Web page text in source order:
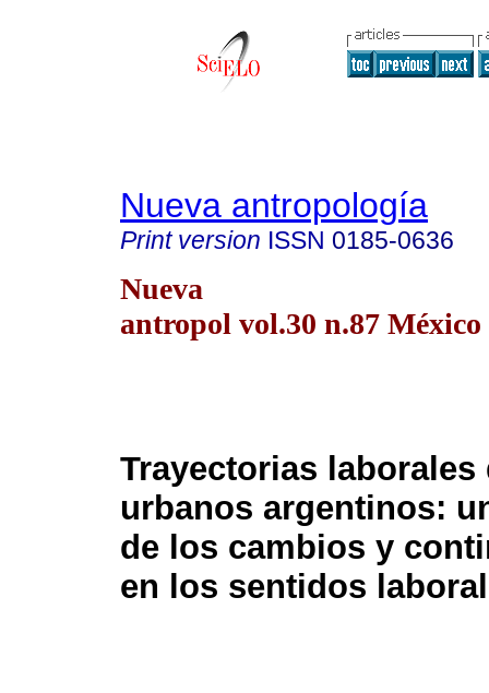
Nueva antropología
Print version ISSN 0185-0636
Nueva
antropol vol.30 n.87 México
Trayectorias laborales
urbanos argentinos:
de los cambios y
en los sentidos